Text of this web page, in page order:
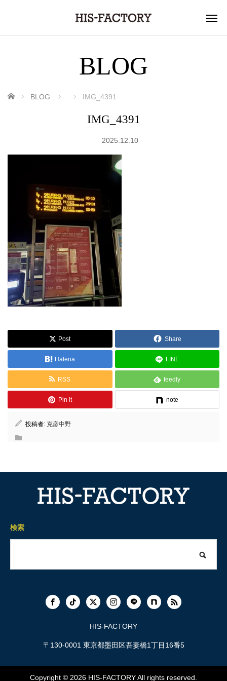
BLOG
ホーム BLOG IMG_4391
IMG_4391
2025.12.10
Post Share
Hatena LINE
RSS feedly
Pin it note
投稿者: 克彦中野
検索
HIS-FACTORY
〒130-0001 東京都墨田区吾妻橋1丁目16番5
Copyright © 2026 HIS-FACTORYAll rights reserved.